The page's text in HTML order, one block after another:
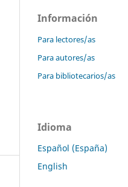
Información
Para lectores/as
Para autores/as
Para bibliotecarios/as
Idioma
Español (España)
English